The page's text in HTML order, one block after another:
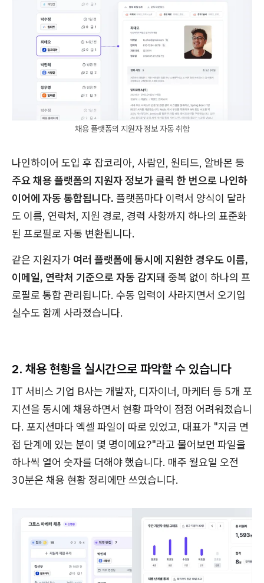
채용 플랫폼의 지원자 정보 자동 취합
나인하이어 도입 후 잡코리아, 사람인, 원티드, 알바몬 등
주요 채용 플랫폼의 지원자 정보가 클릭 한 번으로 나인하
이어에 자동 통합됩니다. 플랫폼마다 이력서 양식이 달라
도 이름, 연락처, 지원 경로, 경력 사항까지 하나의 표준화
된 프로필로 자동 변환됩니다.
같은 지원자가 여러 플랫폼에 동시에 지원한 경우도 이름,
이메일, 연락처 기준으로 자동 감지돼 중복 없이 하나의 프
로필로 통합 관리됩니다. 수동 입력이 사라지면서 오기입
실수도 함께 사라졌습니다.
2. 채용 현황을 실시간으로 파악할 수 있습니다
IT 서비스 기업 B사는 개발자, 디자이너, 마케터 등 5개 포
지션을 동시에 채용하면서 현황 파악이 점점 어려워졌습니
다. 포지션마다 엑셀 파일이 따로 있었고, 대표가 "지금 면
접 단계에 있는 분이 몇 명이에요?"라고 물어보면 파일을
하나씩 열어 숫자를 더해야 했습니다. 매주 월요일 오전
30분은 채용 현황 정리에만 쓰였습니다.